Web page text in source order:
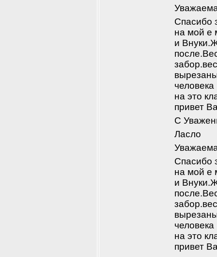
Спасибо
на мой е
и
на это
привет
С
Ласло
Спасибо
на мой е
и
на это
привет